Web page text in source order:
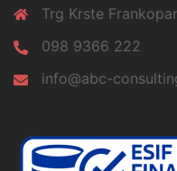
Trg Krste
098 9366 222
info@abc-